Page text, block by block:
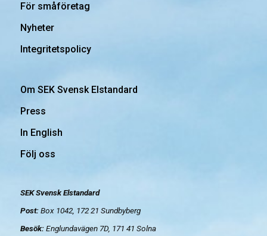
För småföretag
Nyheter
Integritetspolicy
Om SEK Svensk Elstandard
Press
In English
Följ oss
SEK Svensk Elstandard
Post:Box 1042, 172 21 Sundbyberg
Besök:Englundavägen 7D, 171 41 Solna